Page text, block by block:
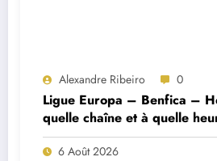
Alexandre Ribeiro 0
Ligue Europa – Benfica –
quelle chaîne et à quelle
match ?
6 Août 2026